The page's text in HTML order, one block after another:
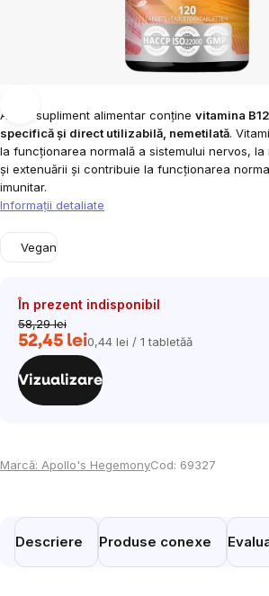
Acest supliment alimentar conține vitamina B12
specifică și direct utilizabilă, nemetilată.
la funcționarea normală a sistemului nervos,
și extenuării și contribuie la funcționarea
imunitar.
Informaţii detaliate
Vegan
În prezent indisponibil
58,29 lei
52,45 leiEvaluare
preţ:
0,44 lei / 1 tabletăă
Vizualizare
Marcă: Apollo's HegemonyCod: 69327
Descriere Produse conexe